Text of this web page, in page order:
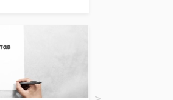
наши юристы с
документа на
работы наших
заявление без
вам
налоговой